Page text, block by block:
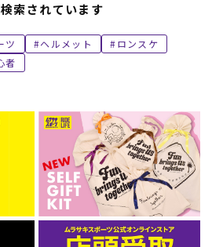
索されています
ツ ヘルメット
ロンスケ
者